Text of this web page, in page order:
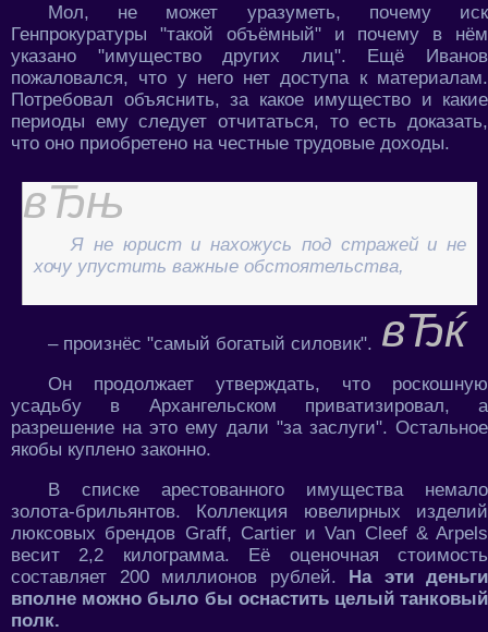
Мол, не может уразуметь, почему иск
Генпрокуратуры "такой объёмный" и почему в нём
указано "имущество других лиц". Ещё Иванов
пожаловался, что у него нет доступа к материалам.
Потребовал объяснить, за какое имущество и какие
периоды ему следует отчитаться, то есть доказать,
что оно приобретено на честные трудовые доходы.
Я не юрист и нахожусь под стражей и не
хочу упустить важные обстоятельства,
– произнёс "самый богатый силовик".
Он продолжает утверждать, что роскошную
усадьбу в Архангельском приватизировал, а
разрешение на это ему дали "за заслуги". Остальное
якобы куплено законно.
В списке арестованного имущества немало
золота-брильянтов. Коллекция ювелирных изделий
люксовых брендов Graff, Cartier и Van Cleef & Arpels
весит 2,2 килограмма. Её оценочная стоимость
составляет 200 миллионов рублей. На эти деньги
вполне можно было бы оснастить целый танковый
полк.